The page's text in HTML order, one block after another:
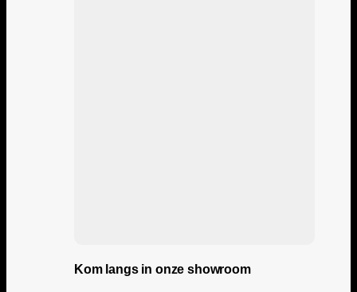
Kom langs in onze showroom